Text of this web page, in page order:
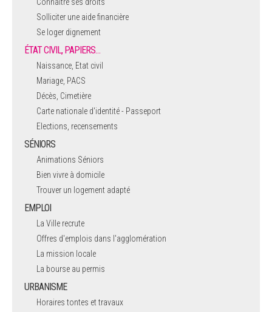
Solliciter une aide financière
Se loger dignement
ÉTAT CIVIL, PAPIERS…
Naissance, Etat civil
Mariage, PACS
Décès, Cimetière
Carte nationale d'identité - Passeport
Elections, recensements
SÉNIORS
Animations Séniors
Bien vivre à domicile
Trouver un logement adapté
EMPLOI
La Ville recrute
Offres d'emplois dans l'agglomération
La mission locale
La bourse au permis
URBANISME
Horaires tontes et travaux